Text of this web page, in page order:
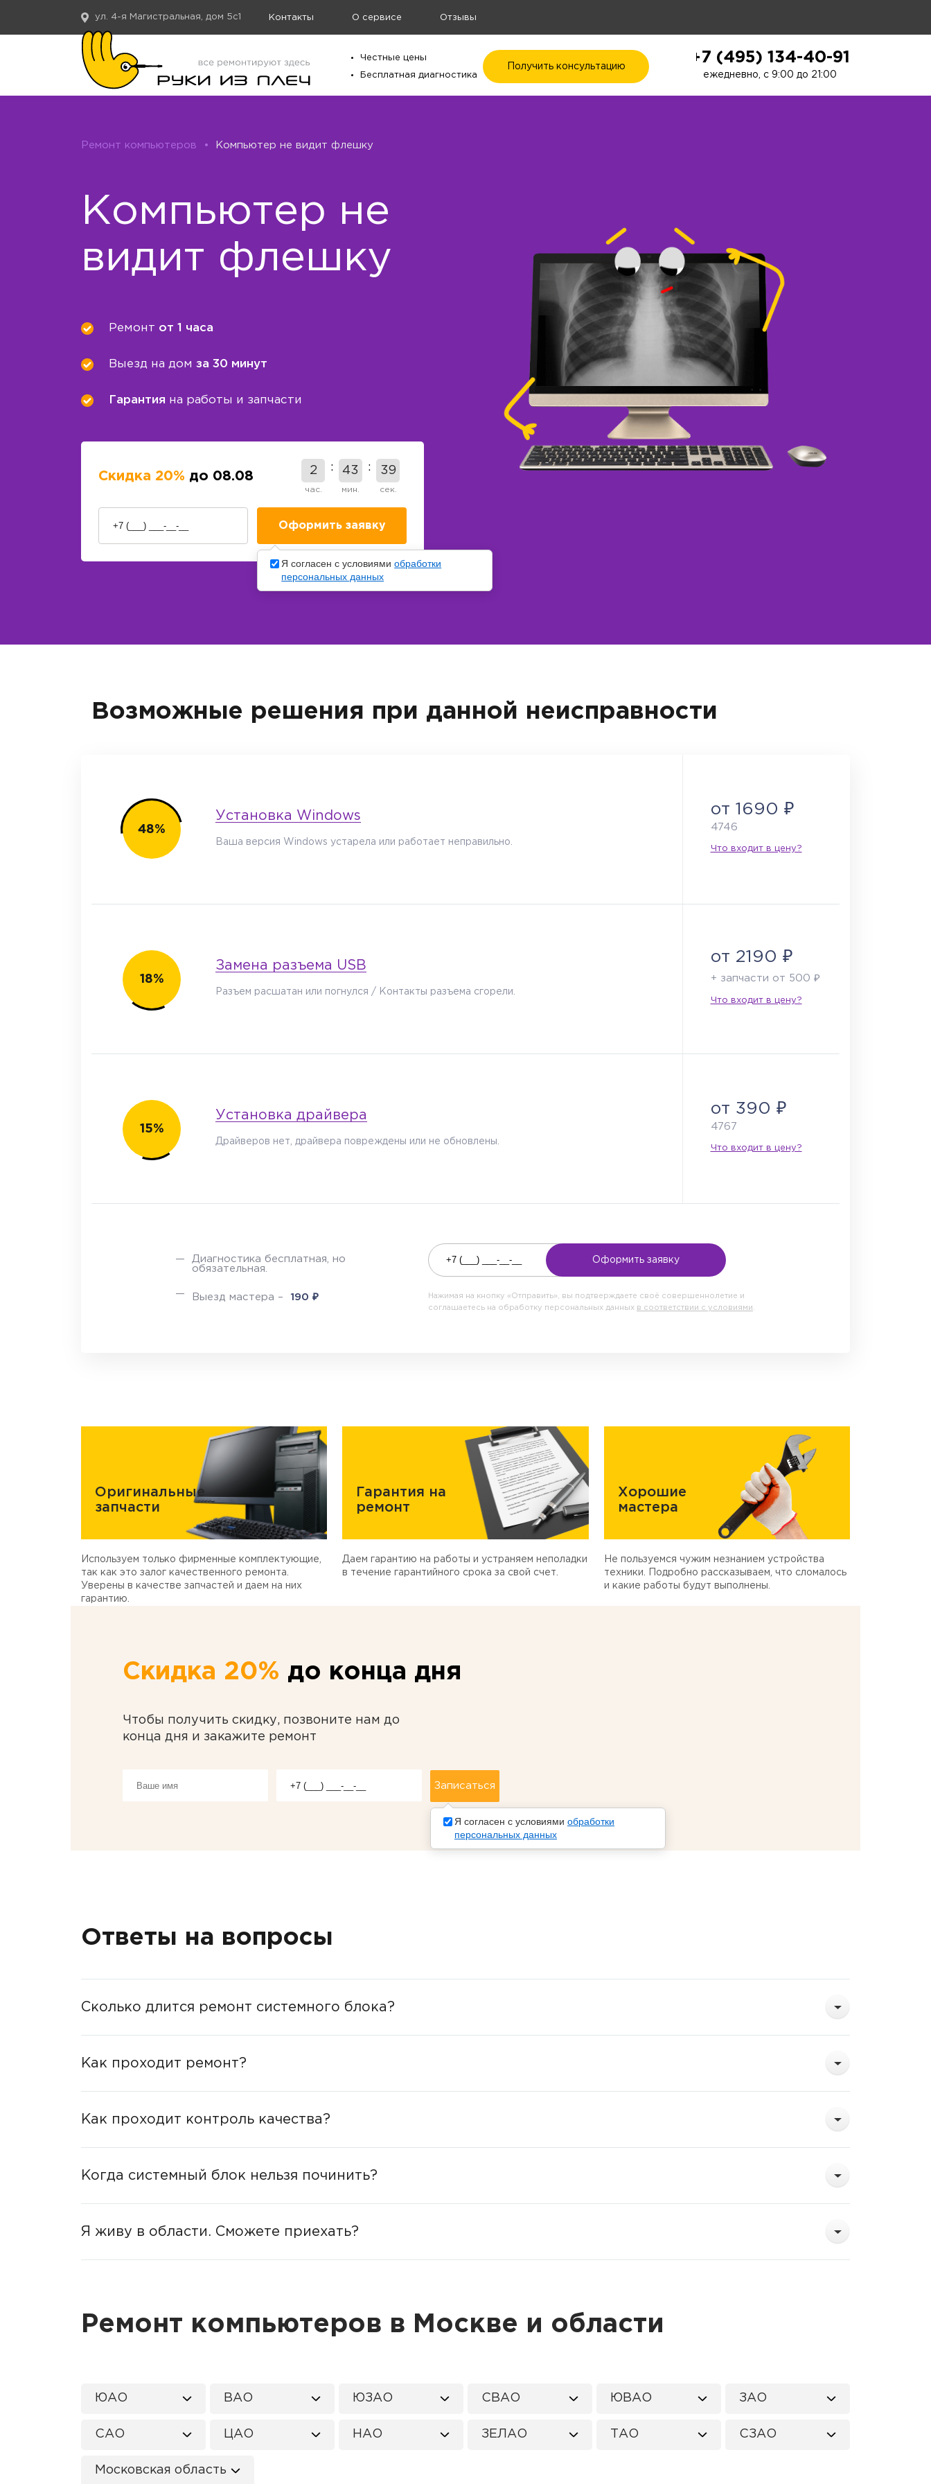
ул. 4-я Магистральная, дом 5с1 Контакты О сервисе Отзывы
Честные цены
Бесплатная диагностика
Получить консультацию
+7 (495) 134-40-91
ежедневно, с 9:00 до 21:00
Ремонт компьютеров • Компьютер не видит флешку
Компьютер не
видит флешку
Ремонт от 1 часа
Выезд на дом за 30 минут
Гарантия на работы и запчасти
Скидка 20% до 08.08 2
час.
43
мин.
38
сек.
Возможные решения при данной неисправности
67%
Установка Windows
Ваша версия Windows устарела или работает неправильно.
от 1690 ₽
4746
Что входит в цену?
18%
Замена разъема USB
Разъем расшатан или погнулся / Контакты разъема сгорели.
от 2190 ₽
+ запчасти от 500 ₽
Что входит в цену?
15%
Установка драйвера
Драйверов нет, драйвера повреждены или не обновлены.
от 390 ₽
4767
Что входит в цену?
Диагностика бесплатная, но
обязательная.
Выезд мастера – 190 ₽
Оформить заявку
Нажимая на кнопку «Отправить», вы подтверждаете своё совершеннолетие и
соглашаетесь на обработку персональных данных в соответствии с условиями
Оригинальные
запчасти
Используем только фирменные комплектующие,
так как это залог качественного ремонта.
Уверены в качестве запчастей и даем на них
гарантию.
Гарантия на
ремонт
Даем гарантию на работы и устраняем неполадки
в течение гарантийного срока за свой счет.
Хорошие
мастера
Не пользуемся чужим незнанием устройства
техники. Подробно рассказываем, что сломалось
и какие работы будут выполнены.
Скидка 20% до конца дня
Чтобы получить скидку, позвоните нам до
конца дня и закажите ремонт
Ответы на вопросы
Сколько длится ремонт системного блока?
Как проходит ремонт?
Как проходит контроль качества?
Когда системный блок нельзя починить?
Я живу в области. Сможете приехать?
Ремонт компьютеров в Москве и области
ЮАО ВАО ЮЗАО СВАО ЮВАО ЗАО
САО ЦАО НАО ЗЕЛАО ТАО СЗАО
Московская область
Я согласен с условиямиобработки
персональных данных
Я согласен с условиями обработки
персональных данных